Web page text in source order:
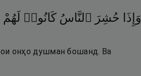
وَإِذَا حُشِرَ ٱلنَّاسُ كَانُوا۟ لَهُمْ
онҳо душман бошанд. Ва